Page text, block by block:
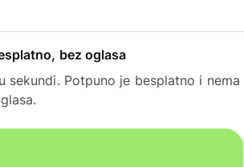
bez oglasa
sekundi. Potpuno je besplatno i nema